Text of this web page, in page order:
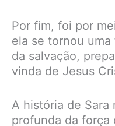
Por fim, foi por
ela se tornou
da salvação,
vinda de Jesus
A história de Sara
profunda da força